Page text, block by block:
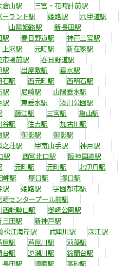
倉山駅
三宮・花時計前駅
ーランド駅 姫路駅
六甲道駅
山陽姫路駅
新長田駅
駅 春日野道駅
神戸三宮駅
上沢駅 元町駅
新在家駅
市場前駅
春日野道駅
駅 出屋敷駅
垂水駅
石駅 西元町駅
西明石駅
駅 尼崎駅
山陽垂水駅
駅 東垂水駅
湊川公園駅
藤江駅 三宮駅
亀山駅
谷駅 住吉駅
加古川駅
駅 御影駅
御影駅
之荘駅 甲南山手駅
神戸駅
駅 西宮北口駅
阪神国道駅
元町駅 元町駅
北伊丹駅
岬駅 塚口駅
塚口駅
駅 姫路駅
学園都市駅
崎センタープール前駅
西能勢口駅
御崎公園駅
三田駅
新神戸駅
松江海岸駅 武庫川駅
深江駅
屋駅 芦屋川駅
苅藻駅
台駅 逆瀬川駅
鈴蘭台駅
長田駅 須磨駅 高砂駅